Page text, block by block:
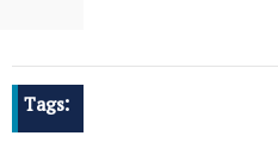
Tags: